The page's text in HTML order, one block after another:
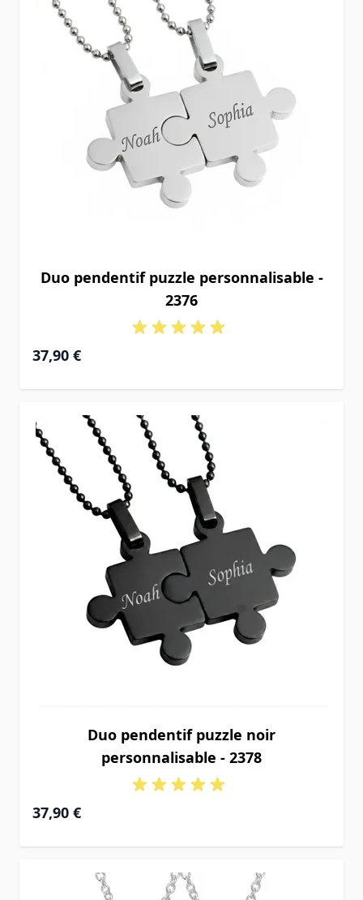
Duo pendentif puzzle personnalisable -
2376
37,90 €
Duo pendentif puzzle noir
personnalisable - 2378
37,90 €